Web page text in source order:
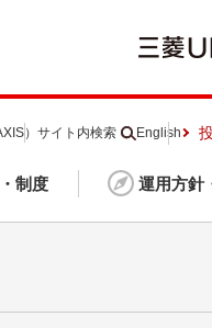
制度 運用方針
） サイト内検索 English